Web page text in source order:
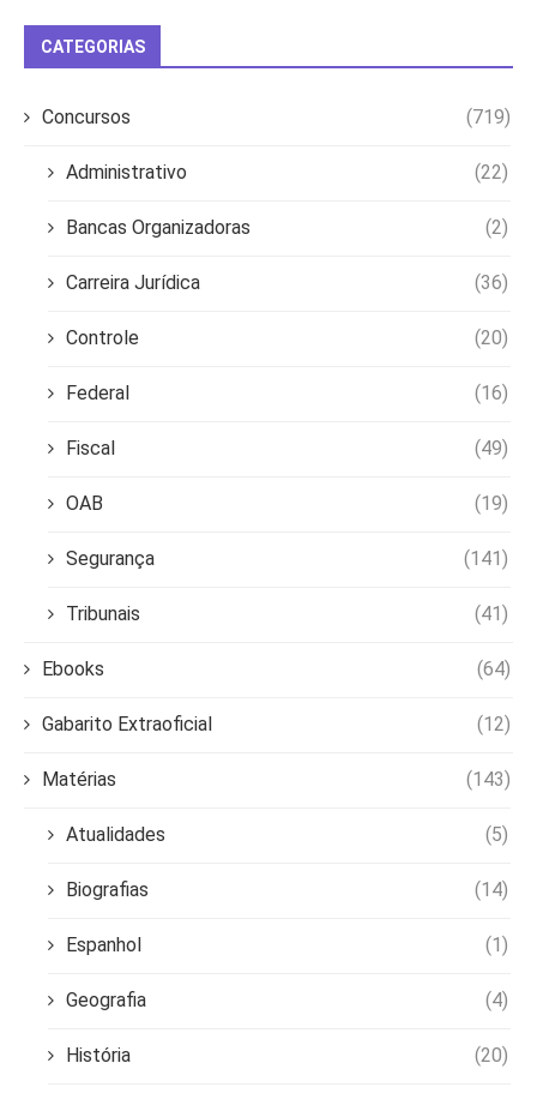
CATEGORIAS
Concursos (719)
Administrativo (22)
Bancas Organizadoras (2)
Carreira Jurídica (36)
Controle (20)
Federal (16)
Fiscal (49)
OAB (19)
Segurança (141)
Tribunais (41)
Ebooks (64)
Gabarito Extraoficial (12)
Matérias (143)
Atualidades (5)
Biografias (14)
Espanhol (1)
Geografia (4)
História (20)